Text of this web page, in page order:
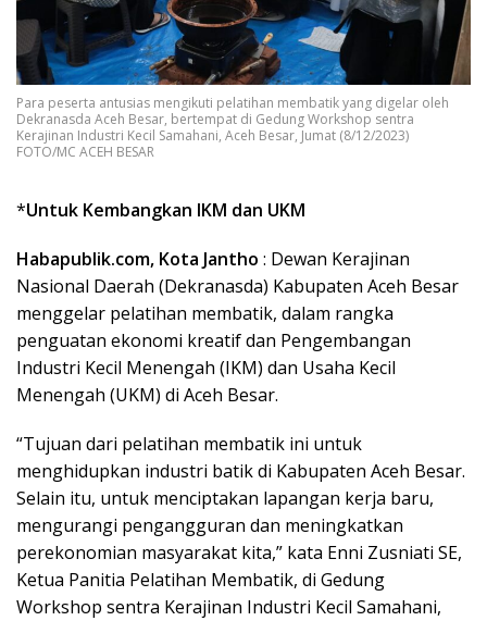
Para peserta antusias mengikuti pelatihan membatik yang digelar oleh
Dekranasda Aceh Besar, bertempat di Gedung Workshop sentra
Kerajinan Industri Kecil Samahani, Aceh Besar, Jumat (8/12/2023)
FOTO/MC ACEH BESAR
*Untuk Kembangkan IKM dan UKM
Habapublik.com, Kota Jantho : Dewan Kerajinan
Nasional Daerah (Dekranasda) Kabupaten Aceh Besar
menggelar pelatihan membatik, dalam rangka
penguatan ekonomi kreatif dan Pengembangan
Industri Kecil Menengah (IKM) dan Usaha Kecil
Menengah (UKM) di Aceh Besar.
“Tujuan dari pelatihan membatik ini untuk
menghidupkan industri batik di Kabupaten Aceh Besar.
Selain itu, untuk menciptakan lapangan kerja baru,
mengurangi pengangguran dan meningkatkan
perekonomian masyarakat kita,” kata Enni Zusniati SE,
Ketua Panitia Pelatihan Membatik, di Gedung
Workshop sentra Kerajinan Industri Kecil Samahani,